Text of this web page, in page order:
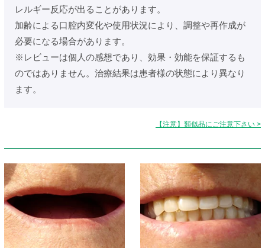
レルギー反応が出ることがあります。
加齢による口腔内変化や使用状況により、調整や再作成が
必要になる場合があります。
※レビューは個人の感想であり、効果・効能を保証するも
のではありません。治療結果は患者様の状態により異なり
ます。
【注意】類似品にご注意下さい >